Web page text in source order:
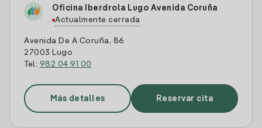
Oficina Iberdrola Lugo Avenida Coruña
Actualmente cerrada
Avenida De A Coruña, 86
27003 Lugo
Tel: 982 04 91 00
Más detalles Reservar cita